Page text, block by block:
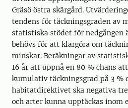
Gräsö östra skärgård.
tendens för täckningsgraden av
statistiska stödet för nedgången
behövs för att klargöra om
minskar. Beräkningar av
16 år att uppnå en 80 % chans
kumulativ täckningsgrad på 3 %
habitatdirektivet ska negativa
och arter kunna upptäckas inom